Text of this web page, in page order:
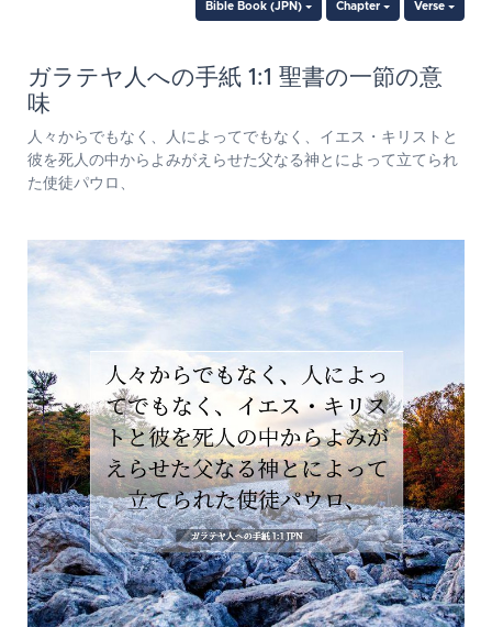
Bible Book (JPN) Chapter Verse
ガラテヤ人への手紙 1:1 聖書の一節の意
味
人々からでもなく、人によってでもなく、イエス・キリストと
彼を死人の中からよみがえらせた父なる神とによって立てられ
た使徒パウロ、